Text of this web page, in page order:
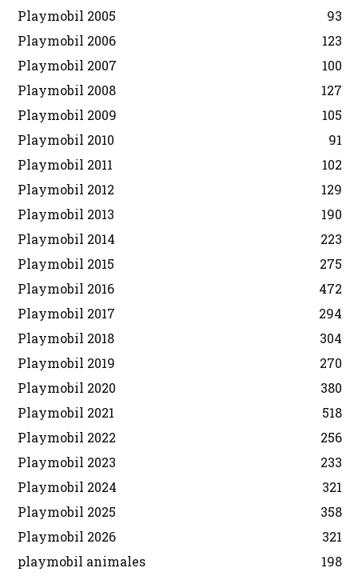
Playmobil 2005
93
Playmobil 2006
123
Playmobil 2007
100
Playmobil 2008
127
Playmobil 2009
105
Playmobil 2010
91
Playmobil 2011
102
Playmobil 2012
129
Playmobil 2013
190
Playmobil 2014
223
Playmobil 2015
275
Playmobil 2016
472
Playmobil 2017
294
Playmobil 2018
304
Playmobil 2019
270
Playmobil 2020
380
Playmobil 2021
518
Playmobil 2022
256
Playmobil 2023
233
Playmobil 2024
321
Playmobil 2025
358
Playmobil 2026
321
playmobil animales
198